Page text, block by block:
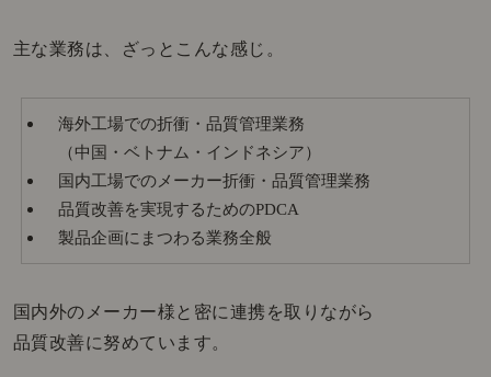
主な業務は、ざっとこんな感じ。
海外工場での折衝・品質管理業務
（中国・ベトナム・インドネシア）
国内工場でのメーカー折衝・品質管理業務
品質改善を実現するためのPDCA
製品企画にまつわる業務全般
国内外のメーカー様と密に連携を取りながら
品質改善に努めています。